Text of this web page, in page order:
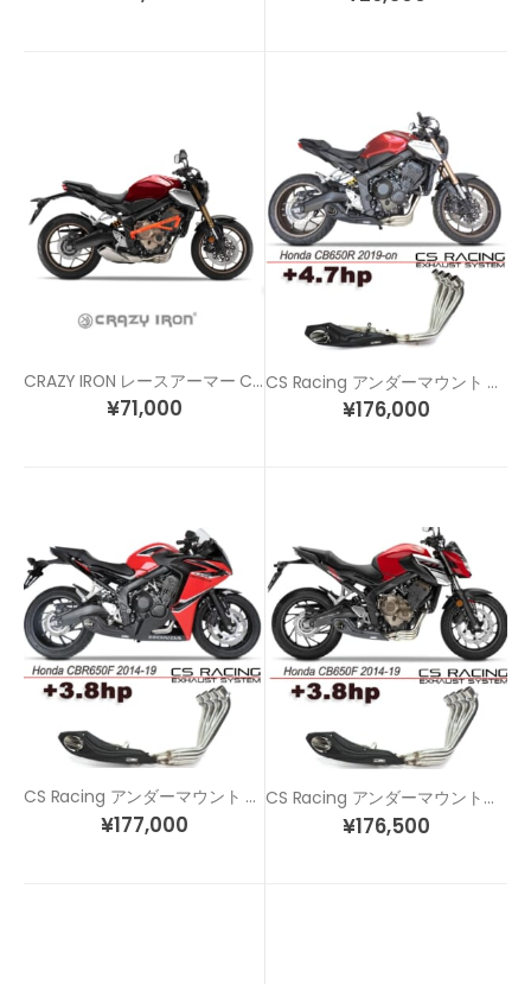
CRAZY IRON レースアーマー CB650R (19-)
¥71,000
CS Racing アンダーマウント フルエキゾースト マフラー CB650R (19-)
¥176,000
CS Racing アンダーマウント フルエキゾースト マフラー CBR650F/CB650F
¥177,000
CS Racing アンダーマウントフルエキゾースト マフラー CB650F (14-19)
¥176,500